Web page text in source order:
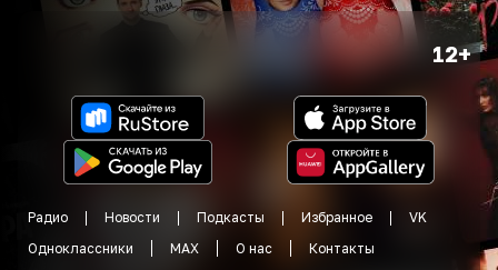
12+
Радио Новости Подкасты Избранное
VK
Одноклассники
MAX О нас
Контакты